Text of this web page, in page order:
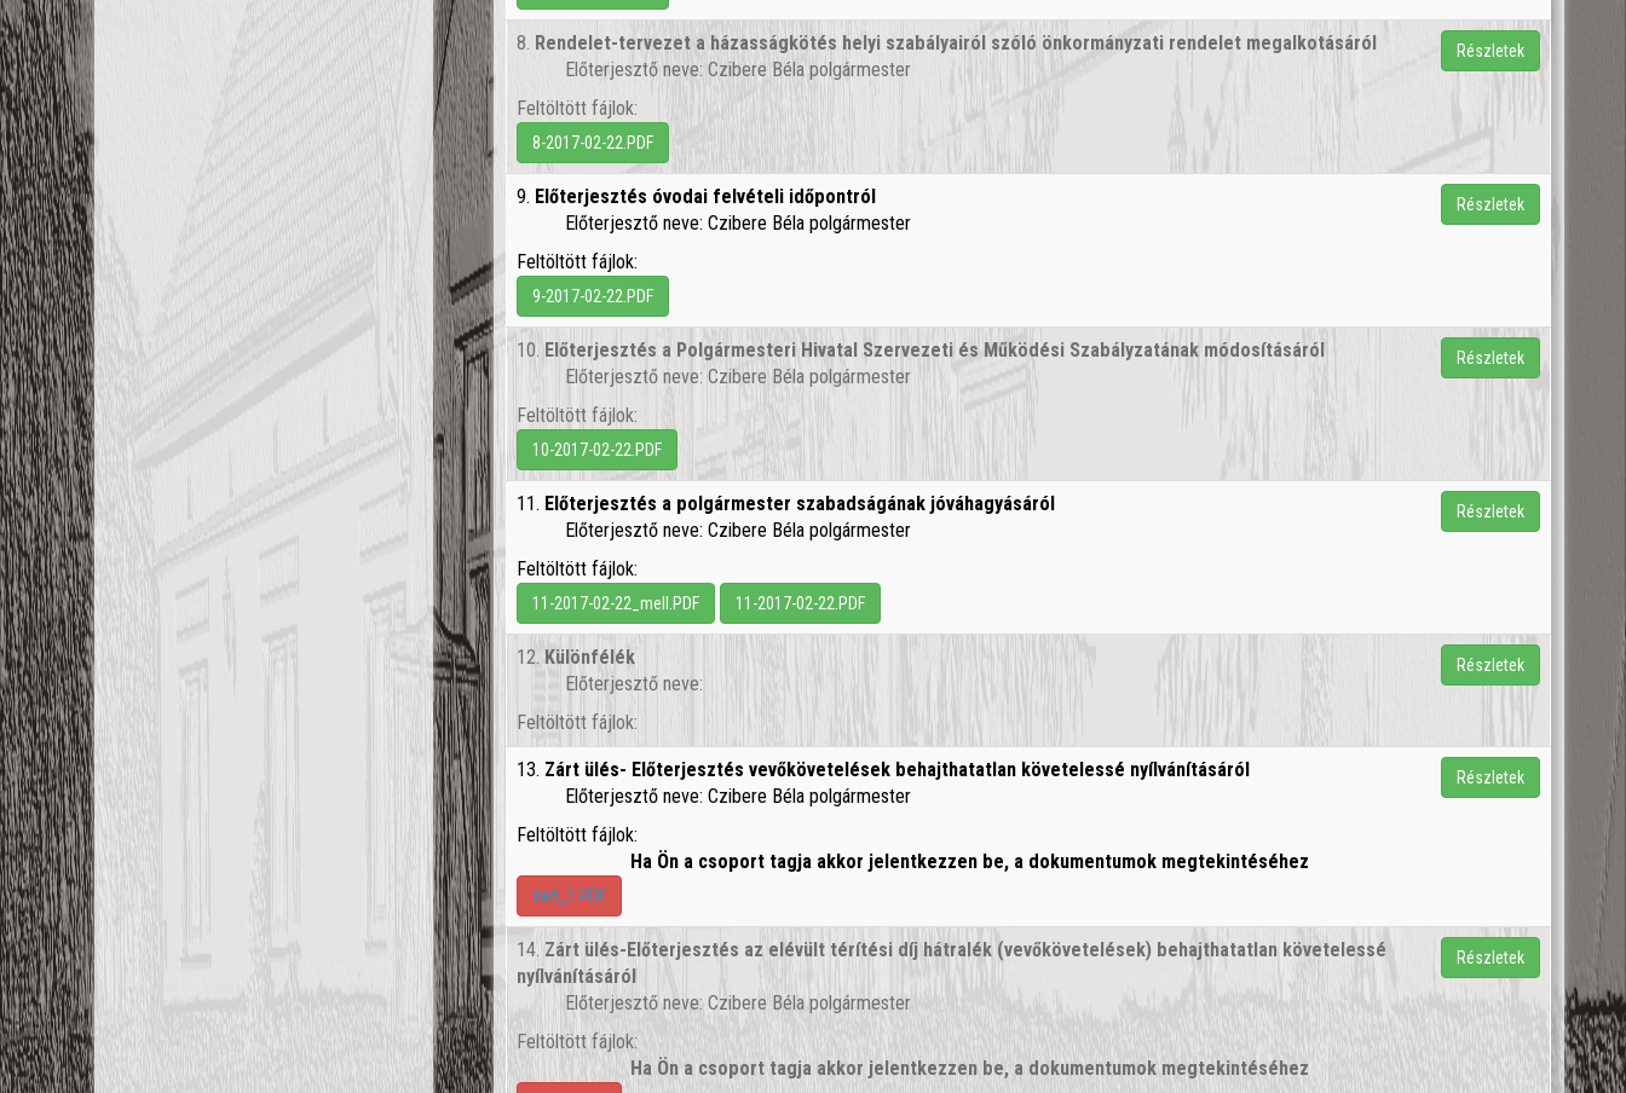
8. Rendelet-tervezet a házasságkötés helyi szabályairól szóló önkormányzati rendelet megalkotásáról
Előterjesztő neve: Czibere Béla polgármester
Feltöltött fájlok:
8-2017-02-22.PDF
Részletek
9. Előterjesztés óvodai felvételi időpontról
Előterjesztő neve: Czibere Béla polgármester
Feltöltött fájlok:
9-2017-02-22.PDF
Részletek
10. Előterjesztés a Polgármesteri Hivatal Szervezeti és Működési Szabályzatának módosításáról
Előterjesztő neve: Czibere Béla polgármester
Feltöltött fájlok:
10-2017-02-22.PDF
Részletek
11. Előterjesztés a polgármester szabadságának jóváhagyásáról
Előterjesztő neve: Czibere Béla polgármester
Feltöltött fájlok:
11-2017-02-22_mell.PDF 11-2017-02-22.PDF
Részletek
12. Különfélék
Előterjesztő neve:
Feltöltött fájlok:
Részletek
13. Zárt ülés- Előterjesztés vevőkövetelések behajthatatlan követelessé nyílvánításáról
Előterjesztő neve: Czibere Béla polgármester
Feltöltött fájlok:
Ha Ön a csoport tagja akkor jelentkezzen be, a dokumentumok megtekintéséhez
zart_1.PDF
Részletek
14. Zárt ülés-Előterjesztés az elévült térítési díj hátralék (vevőkövetelések) behajthatatlan követelessé
nyílvánításáról
Előterjesztő neve: Czibere Béla polgármester
Feltöltött fájlok:
Ha Ön a csoport tagja akkor jelentkezzen be, a dokumentumok megtekintéséhez
Részletek